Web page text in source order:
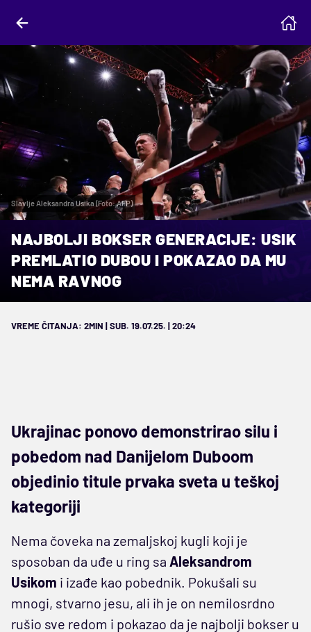
Slavlje Aleksandra Usika (Foto: AFP)
NAJBOLJI BOKSER GENERACIJE: USIK
PREMLATIO DUBOU I POKAZAO DA MU
NEMA RAVNOG
VREME ČITANJA: 2MIN | SUB. 19.07.25. | 20:24
Ukrajinac ponovo demonstrirao silu i
pobedom nad Danijelom Duboom
objedinio titule prvaka sveta u teškoj
kategoriji
Nema čoveka na zemaljskoj kugli koji je
sposoban da uđe u ring sa Aleksandrom
Usikom i izađe kao pobednik. Pokušali su
mnogi, stvarno jesu, ali ih je on nemilosrdno
rušio sve redom i pokazao da je najbolji bokser u